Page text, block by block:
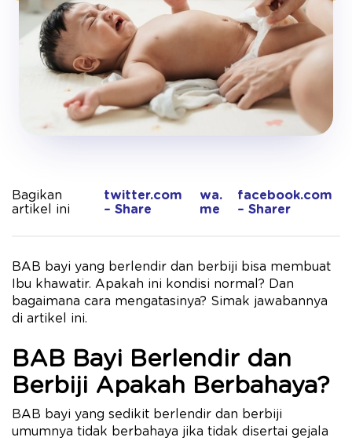
Bagikan
artikel ini
twitter.com
– Share
wa.
me
facebook.com
– Sharer
BAB bayi yang berlendir dan berbiji bisa membuat
Ibu khawatir. Apakah ini kondisi normal? Dan
bagaimana cara mengatasinya? Simak jawabannya
di artikel ini.
BAB Bayi Berlendir dan
Berbiji Apakah Berbahaya?
BAB bayi yang sedikit berlendir dan berbiji
umumnya tidak berbahaya jika tidak disertai gejala